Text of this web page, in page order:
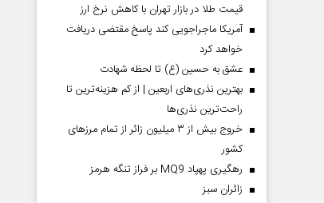
قیمت طلا در بازار تهران با کاهش نرخ ارز
آمریکا ماجراجویی کند پاسخ مقتضی دریافت
خواهد کرد
عشق به حسین (ع) تا لحظه شهادت
بهترین نذری‌های اربعین | از کم هزینه‌ترین تا
راحت‌ترین نذری‌ها
خروج بیش از ۳ میلیون زائر از تمام مرز‌های
کشور
رهگیری پهپاد MQ9 بر فراز تنگه هرمز
‌زائران سبز